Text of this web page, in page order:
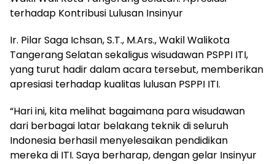
terhadap Kontribusi Lulusan Insinyur
Ir. Pilar Saga Ichsan, S.T., M.Ars., Wakil Walikota
Tangerang Selatan sekaligus wisudawan PSPPI ITI,
yang turut hadir dalam acara tersebut, memberikan
apresiasi terhadap kualitas lulusan PSPPI ITI.
“Hari ini, kita melihat bagaimana para wisudawan
dari berbagai latar belakang teknik di seluruh
Indonesia berhasil menyelesaikan pendidikan
mereka di ITI. Saya berharap, dengan gelar Insinyur